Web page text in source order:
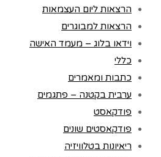
הרצאות ליום העצמאות
הרצאות למבוגרים
וידאו בלוג – מעמד האישה
כללי
כתבות ומאמרים
ערבית בקטנה – פתגמים
פודקאסט
פודקאסטים שונים
ריאיונות בטלוויזיה